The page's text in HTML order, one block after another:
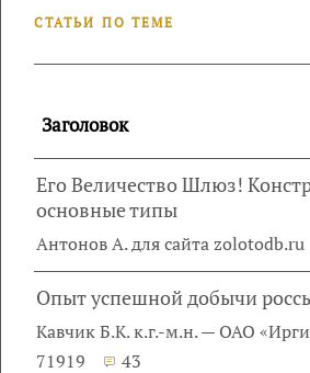
СТАТЬИ ПО ТЕМЕ
Заголовок
Его Величество Шлюз!
основные типы
Антонов А. для сайта zolotodb.ru
Опыт успешной добычи
Кавчик Б.К. к.г.-м.н. — ОАО
71919
43